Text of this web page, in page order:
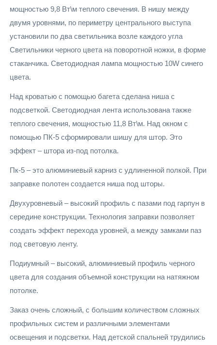
мощностью 9,8 Вт\м теплого свечения. В нишу между
двумя уровнями, по периметру центрального выступа
установили по два светильника возле каждого угла
Светильники черного цвета на поворотной ножки, в форме
стаканчика. Светодиодная лампа мощностью 10W синего
цвета.
Над кроватью с помощью багета сделана ниша с
подсветкой. Светодиодная лента использована также
теплого свечения, мощностью 11,8 Вт\м. Над окном с
помощью ПК-5 сформировали шишу для штор. Это
эффект – штора из-под потолка.
Пк-5 – это алюминиевый карниз с удлиненной полкой. При
заправке полотен создается ниша под шторы.
Двухуровневый – высокий профиль с пазами под гарпун в
середине конструкции. Технология заправки позволяет
создать эффект перехода уровней, а между замками паз
под световую ленту.
Подиумный – высокий, алюминиевый профиль черного
цвета для создания объемной конструкции на натяжном
потолке.
Заказ очень сложный, с большим количеством сложных
профильных систем и различными элементами
освещения и подсветки. Над детской спальней трудились